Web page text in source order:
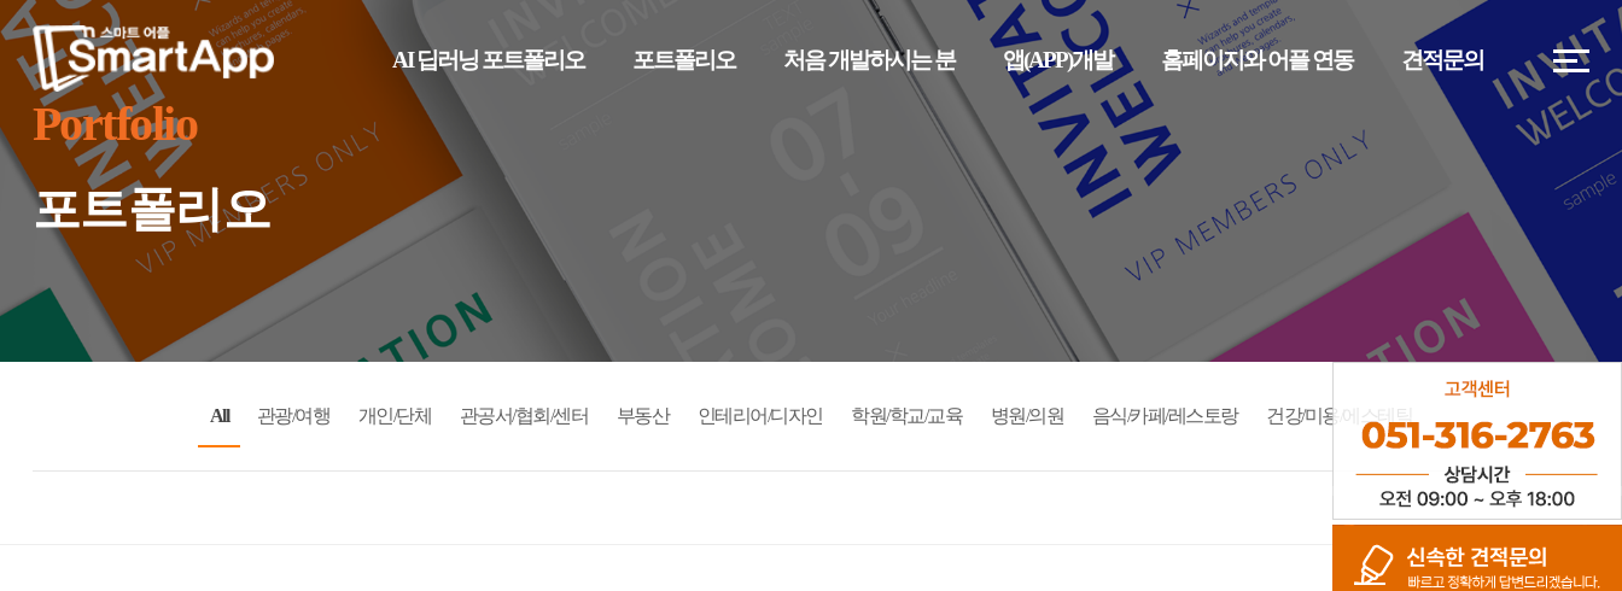
AI 딥러닝 포트폴리오 포트폴리오 처음 개발하시는 분 앱(APP)개발 홈페이지와 어플 연동 견적문의
Portfolio
포트폴리오
All 관광/여행 개인/단체 관공서/협회/센터 부동산 인테리어/디자인 학원/학교/교육 병원/의원 음식/카페/레스토랑 건강/미용/에스테틱